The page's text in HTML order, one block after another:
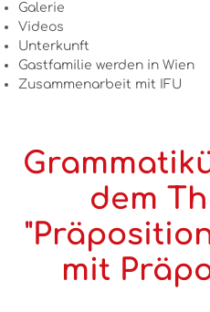
Galerie
Videos
Unterkunft
Gastfamilie werden in Wien
Zusammenarbeit mit IFU
dem
mit